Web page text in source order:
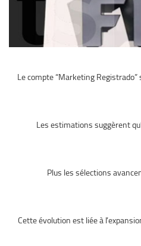
Le compte “Marketing
Les estimations suggèrent
Plus les sélections
Cette évolution est liée à